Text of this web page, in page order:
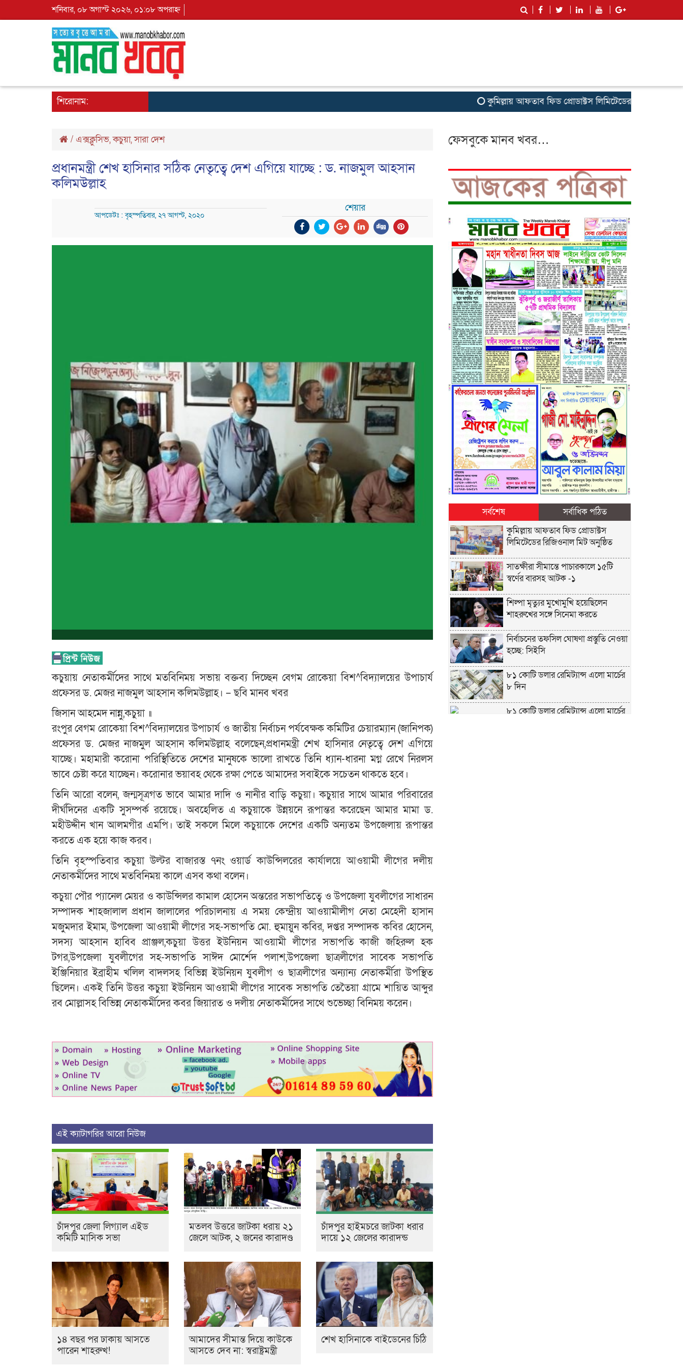
শনিবার, ০৮ অগাস্ট ২০২৬, ০১:০৮ অপরাহ্ন
শিরোনাম: কুমিল্লায় আফতাব ফিড প্রোডাক্টস লিমিটেডের রিজিওনাল মিট
/ এক্সক্লুসিভ,কচুয়া,সারা দেশ
প্রধানমন্ত্রী শেখ হাসিনার সঠিক নেতৃত্বে দেশ এগিয়ে যাচ্ছে : ড. নাজমুল আহসান
কলিমউল্লাহ
আপডেটঃ : বৃহস্পতিবার, ২৭ আগস্ট, ২০২০
শেয়ার
কচুয়ায় নেতাকর্মীদের সাথে মতবিনিময় সভায় বক্তব্য দিচ্ছেন বেগম রোকেয়া বিশ^বিদ্যালয়ের উপাচার্য
প্রফেসর ড. মেজর নাজমুল আহসান কলিমউল্লাহ। – ছবি মানব খবর
জিসান আহমেদ নান্নু,কচুয়া ॥
রংপুর বেগম রোকেয়া বিশ^বিদ্যালয়ের উপাচার্য ও জাতীয় নির্বাচন পর্যবেক্ষক কমিটির চেয়ারম্যান (জানিপক)
প্রফেসর ড. মেজর নাজমুল আহসান কলিমউল্লাহ বলেছেন,প্রধানমন্ত্রী শেখ হাসিনার নেতৃত্বে দেশ এগিয়ে
যাচ্ছে। মহামারী করোনা পরিস্থিতিতে দেশের মানুষকে ভালো রাখতে তিনি ধ্যান-ধারনা মগ্ন রেখে নিরলস
ভাবে চেষ্টা করে যাচ্ছেন। করোনার ভয়াবহ থেকে রক্ষা পেতে আমাদের সবাইকে সচেতন থাকতে হবে।
তিনি আরো বলেন, জন্মসূত্রগত ভাবে আমার দাদি ও নানীর বাড়ি কচুয়া। কচুয়ার সাথে আমার পরিবারের
দীর্ঘদিনের একটি সুসম্পর্ক রয়েছে। অবহেলিত এ কচুয়াকে উন্নয়নে রূপান্তর করেছেন আমার মামা ড.
মহীউদ্দীন খান আলমগীর এমপি। তাই সকলে মিলে কচুয়াকে দেশের একটি অন্যতম উপজেলায় রূপান্তর
করতে এক হয়ে কাজ করব।
তিনি বৃহস্পতিবার কচুয়া উল্টর বাজারস্ত ৭নং ওয়ার্ড কাউন্সিলরের কার্যালয়ে আওয়ামী লীগের দলীয়
নেতাকর্মীদের সাথে মতবিনিময় কালে এসব কথা বলেন।
কচুয়া পৌর প্যানেল মেয়র ও কাউন্সিলর কামাল হোসেন অন্তরের সভাপতিত্বে ও উপজেলা যুবলীগের সাধারন
সম্পাদক শাহজালাল প্রধান জালালের পরিচালনায় এ সময় কেন্দ্রীয় আওয়ামীলীগ নেতা মেহেদী হাসান
মজুমদার ইমাম, উপজেলা আওয়ামী লীগের সহ-সভাপতি মো. হুমায়ুন কবির, দপ্তর সম্পাদক কবির হোসেন,
সদস্য আহসান হাবিব প্রাঞ্জল,কচুয়া উত্তর ইউনিয়ন আওয়ামী লীগের সভাপতি কাজী জহিরুল হক
টগর,উপজেলা যুবলীগের সহ-সভাপতি সাঈদ মোর্শেদ পলাশ,উপজেলা ছাত্রলীগের সাবেক সভাপতি
ইঞ্জিনিয়ার ইব্রাহীম খলিল বাদলসহ বিভিন্ন ইউনিয়ন যুবলীগ ও ছাত্রলীগের অন্যান্য নেতাকর্মীরা উপস্থিত
ছিলেন। একই তিনি উত্তর কচুয়া ইউনিয়ন আওয়ামী লীগের সাবেক সভাপতি তেতৈয়া গ্রামে শায়িত আব্দুর
রব মোল্লাসহ বিভিন্ন নেতাকর্মীদের কবর জিয়ারত ও দলীয় নেতাকর্মীদের সাথে শুভেচ্ছা বিনিময় করেন।
এই ক্যাটাগরির আরো নিউজ
চাঁদপুর জেলা লিগ্যাল এইড
কমিটি মাসিক সভা
মতলব উত্তরে জাটকা ধরায় ২১
জেলে আটক, ২ জনের কারাদণ্ড
চাঁদপুর হাইমচরে জাটকা ধরার
দায়ে ১২ জেলের কারাদন্ড
১৪ বছর পর ঢাকায় আসতে
পারেন শাহরুখ!
আমাদের সীমান্ত দিয়ে কাউকে
আসতে দেব না: স্বরাষ্ট্রমন্ত্রী
শেখ হাসিনাকে বাইডেনের চিঠি
ফেসবুকে মানব খবর…
সর্বশেষ
সর্বাধিক পঠিত
কুমিল্লায় আফতাব ফিড প্রোডাক্টস
লিমিটেডের রিজিওনাল মিট অনুষ্ঠিত
সাতক্ষীরা সীমান্তে পাচারকালে ১৫টি
স্বর্ণের বারসহ আটক -১
শিল্পা মৃত্যুর মুখোমুখি হয়েছিলেন
শাহরুখের সঙ্গে সিনেমা করতে
নির্বাচনের তফসিল ঘোষণা প্রস্তুতি নেওয়া
হচ্ছে: সিইসি
৮১ কোটি ডলার রেমিট্যান্স এলো মার্চের
৮ দিন
৮১ কোটি ডলার রেমিট্যান্স এলো মার্চের